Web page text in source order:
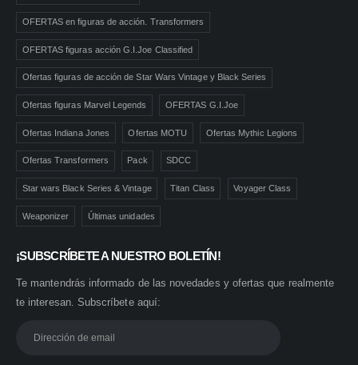
OFERTAS en figuras de acción. Transformers
OFERTAS figuras acción G.I.Joe Classified
Ofertas figuras de acción de Star Wars Vintage y Black Series
Ofertas figuras Marvel Legends OFERTAS G.I.Joe
Ofertas Indiana Jones Ofertas MOTU Ofertas Mythic Legions
Ofertas Transformers Pack SDCC
Star wars Black Series & Vintage Titan Class Voyager Class
Weaponizer Últimas unidades
¡SUBSCRÍBETE A NUESTRO BOLETÍN!
Te mantendrás informado de las novedades y ofertas que realmente
te interesan. Subscríbete aquí: